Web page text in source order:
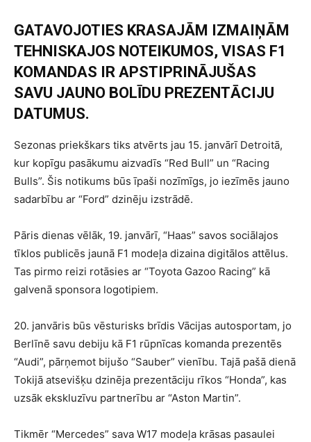
GATAVOJOTIES KRASAJĀM IZMAIŅĀM
TEHNISKAJOS NOTEIKUMOS, VISAS F1
KOMANDAS IR APSTIPRINĀJUŠAS
SAVU JAUNO BOLĪDU PREZENTĀCIJU
DATUMUS.
Sezonas priekškars tiks atvērts jau 15. janvārī Detroitā,
kur kopīgu pasākumu aizvadīs “Red Bull” un “Racing
Bulls”. Šis notikums būs īpaši nozīmīgs, jo iezīmēs jauno
sadarbību ar “Ford” dzinēju izstrādē.
Pāris dienas vēlāk, 19. janvārī, “Haas” savos sociālajos
tīklos publicēs jaunā F1 modeļa dizaina digitālos attēlus.
Tas pirmo reizi rotāsies ar “Toyota Gazoo Racing” kā
galvenā sponsora logotipiem.
20. janvāris būs vēsturisks brīdis Vācijas autosportam, jo
Berlīnē savu debiju kā F1 rūpnīcas komanda prezentēs
“Audi”, pārņemot bijušo “Sauber” vienību. Tajā pašā dienā
Tokijā atsevišķu dzinēja prezentāciju rīkos “Honda”, kas
uzsāk ekskluzīvu partnerību ar “Aston Martin”.
Tikmēr “Mercedes” sava W17 modeļa krāsas pasaulei